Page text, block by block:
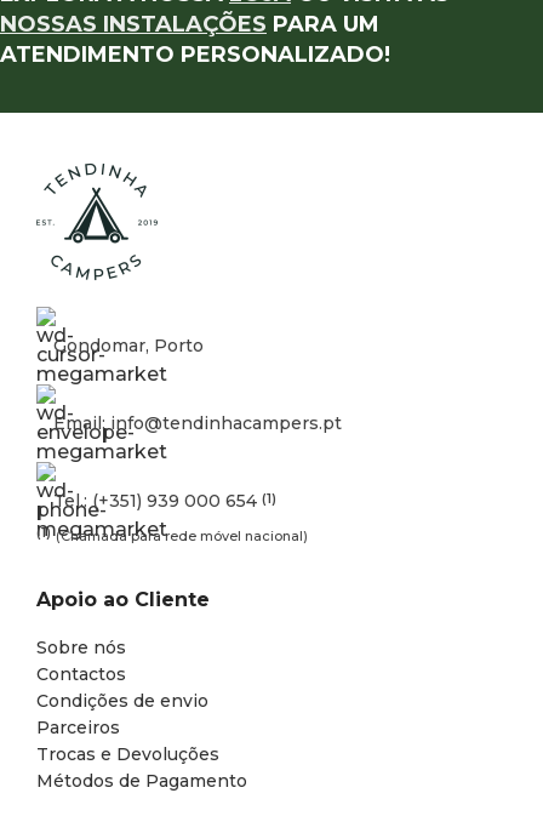
NOSSAS INSTALAÇÕES PARA UM
ATENDIMENTO PERSONALIZADO!
Gondomar, Porto
Email: info@tendinhacampers.pt
Tel.: (+351) 939 000 654 (1)
(1) (Chamada para rede móvel nacional)
Apoio ao Cliente
Sobre nós
Contactos
Condições de envio
Parceiros
Trocas e Devoluções
Métodos de Pagamento